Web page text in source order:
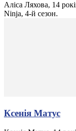
Аліса Ляхова, 14
Ninja, 4-й сезон.
Ксенія Матус